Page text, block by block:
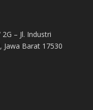
– Jl. Industri
Jawa Barat 17530